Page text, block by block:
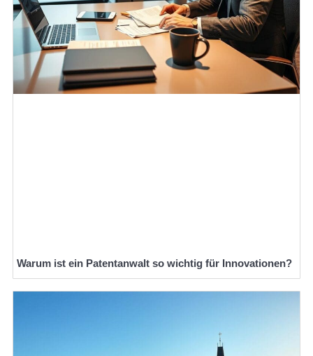
Warum ist ein Patentanwalt so wichtig für Innovationen?